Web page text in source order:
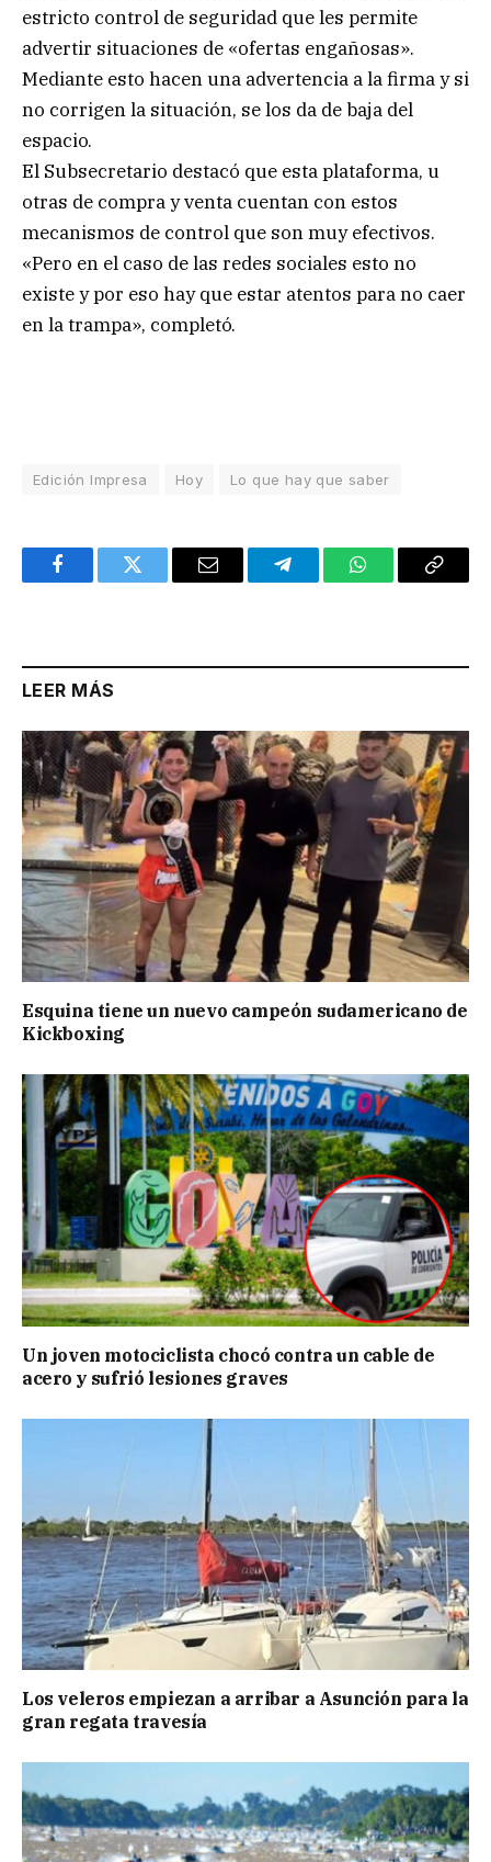
estricto control de seguridad que les permite
advertir situaciones de «ofertas engañosas».
Mediante esto hacen una advertencia a la firma y si
no corrigen la situación, se los da de baja del
espacio.
El Subsecretario destacó que esta plataforma, u
otras de compra y venta cuentan con estos
mecanismos de control que son muy efectivos.
«Pero en el caso de las redes sociales esto no
existe y por eso hay que estar atentos para no caer
en la trampa», completó.
Edición Impresa Hoy Lo que hay que saber
FacebookTwitter Email TelegramWhatsAppCopy
LEER MÁS
Esquina tiene un nuevo campeón sudamericano de
Kickboxing
Un joven motociclista chocó contra un cable de
acero y sufrió lesiones graves
Los veleros empiezan a arribar a Asunción para la
gran regata travesía